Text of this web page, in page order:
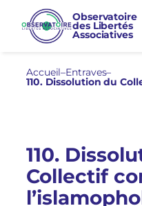
contenu
Observatoire
des Libertés
Associatives
Accueil–Entraves–
110.
Collectif